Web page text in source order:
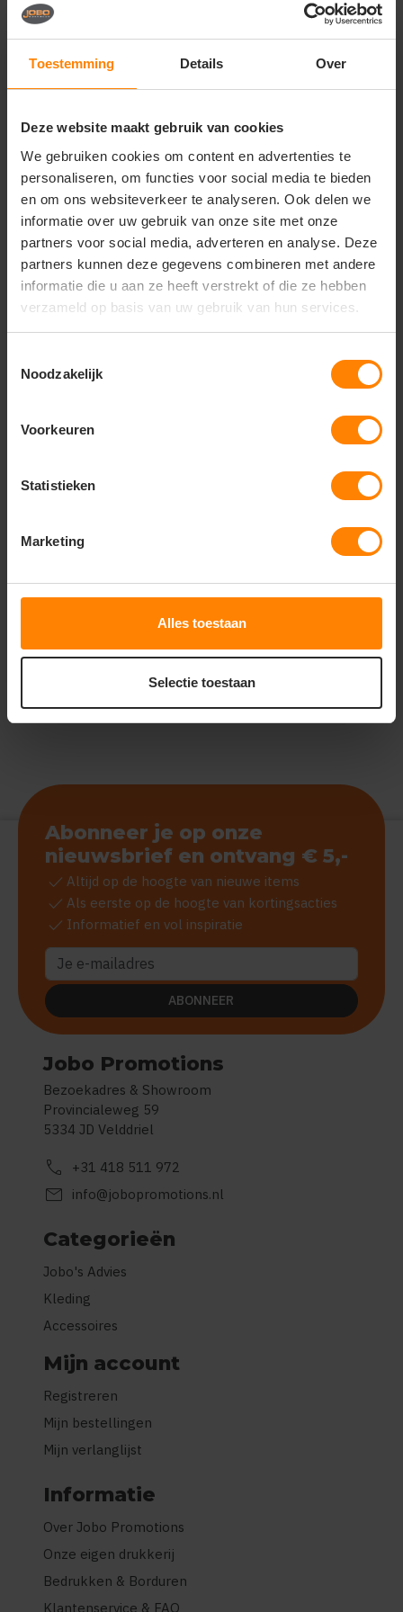
Toestemming Details Over
Deze website maakt gebruik van cookies
We gebruiken cookies om content en advertenties te
personaliseren, om functies voor social media te bieden
en om ons websiteverkeer te analyseren. Ook delen we
informatie over uw gebruik van onze site met onze
partners voor social media, adverteren en analyse. Deze
partners kunnen deze gegevens combineren met andere
informatie die u aan ze heeft verstrekt of die ze hebben
verzameld op basis van uw gebruik van hun services.
Noodzakelijk
Voorkeuren
Statistieken
Marketing
Alles toestaan
Selectie toestaan
Vragen? Neem contact
op met onze
call +31(0)418 511 972
mail info@jobopromotions.nl
store Bezoek onze showroom:
Provincialeweg 59 - Velddriel
Dit vind je misschien ook leuk
Items van productcarrousel
ROLY
PERSONALISEER
1064
PERSONALISEER
Jobo Promotions
Bezoekadres & Showroom
Provincialeweg 59
5334 JD Velddriel
call +31 418 511 972
mail info@jobopromotions.nl
Categorieën
Jobo's Advies
Kleding
Accessoires
Mijn account
Registreren
Mijn bestellingen
Mijn verlanglijst
Informatie
Over Jobo Promotions
Onze eigen drukkerij
Bedrukken & Borduren
Klantenservice & FAQ
Abonneer je op onze
nieuwsbrief en ontvang € 5,-
check Altijd op de hoogte van nieuwe items
check Als eerste op de hoogte van kortingsacties
check Informatief en vol inspiratie
ABONNEER